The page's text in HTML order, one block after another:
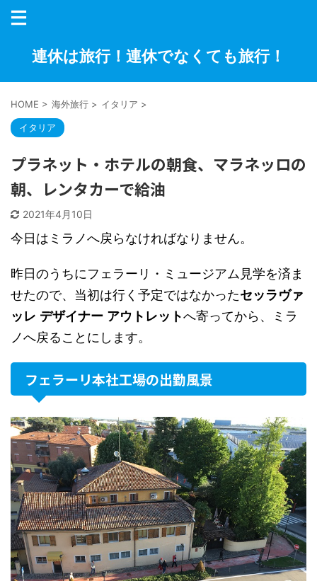
連休は旅行！連休でなくても旅行！
HOME > 海外旅行 > イタリア >
イタリア
プラネット・ホテルの朝食、マラネッロの
朝、レンタカーで給油
2021年4月10日
今日はミラノへ戻らなければなりません。
昨日のうちにフェラーリ・ミュージアム見学を済ま
せたので、当初は行く予定ではなかったセッラヴァ
ッレ デザイナー アウトレットへ寄ってから、ミラ
ノへ戻ることにします。
フェラーリ本社工場の出勤風景